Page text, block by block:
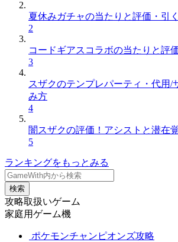
夏休みガチャの当たりと評価・引
2
コードギアスコラボの当たりと評
3
スザクのテンプレパーティ・代用/
み方
4
闇スザクの評価！アシストと潜在
5
ランキングをもっとみる
検索
攻略取扱いゲーム
家庭用ゲーム機
ポケモンチャンピオンズ攻略